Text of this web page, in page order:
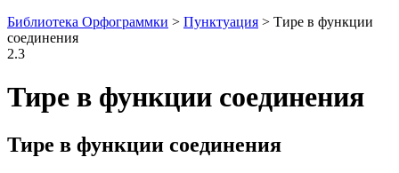
Библиотека Орфограммки > Пунктуация > Тире в функции
соединения
2.3
Тире в функции соединения
Тире в функции соединения